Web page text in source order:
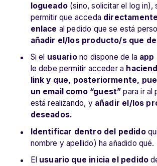
logueado(sino, solicitar el log in),
permitir que acceda
enlace al pedido que se está
añadir el/los producto/s que
Si el usuariono dispone de la app
le debe permitir acceder a
link y que, posteriormente,
un email como “guest” para ir al
está realizando, y añadir el/los
deseados.
Identificar dentro del pedido
nombre y apellido) ha añadido qué.
El usuario que inicia el pedido